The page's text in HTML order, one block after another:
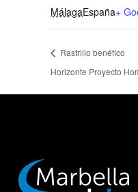
MálagaEspaña+
Rastrillo benéfico
Horizonte Proyecto